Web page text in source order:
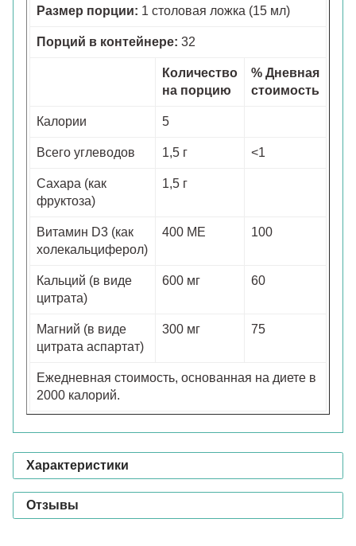
Размер порции: 1 столовая ложка (15 мл)
Порций в контейнере: 32
Количество
на порцию
% Дневная
стоимость
Калории 5
Всего углеводов 1,5 г <1
Сахара (как
фруктоза)
1,5 г
Витамин D3 (как
холекальциферол)
400 МЕ 100
Кальций (в виде
цитрата)
600 мг 60
Магний (в виде
цитрата аспартат)
300 мг 75
Ежедневная стоимость, основанная на диете в
2000 калорий.
Характеристики
Отзывы